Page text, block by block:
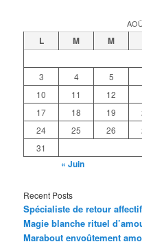
L M M
3
4 5
10
11 12
17
18 19
24
25 26
31
« Juin
Recent Posts
Spécialiste de retour
Magie blanche rituel
Marabout envoûtement